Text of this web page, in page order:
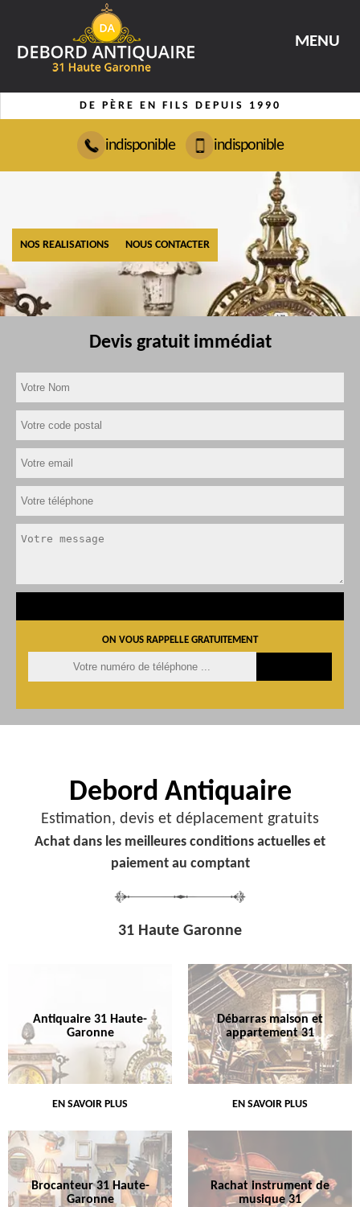
MENU
DE PÈRE EN FILS DEPUIS 1990
indisponible indisponible
NOS REALISATIONS NOUS CONTACTER
Devis gratuit immédiat
ON VOUS RAPPELLE GRATUITEMENT
Debord Antiquaire
Estimation, devis et déplacement gratuits
Achat dans les meilleures conditions actuelles et
paiement au comptant
31 Haute Garonne
Antiquaire 31 Haute-
Garonne
EN SAVOIR PLUS
Débarras maison et
appartement 31
EN SAVOIR PLUS
Brocanteur 31 Haute-
Garonne
Rachat instrument de
musique 31